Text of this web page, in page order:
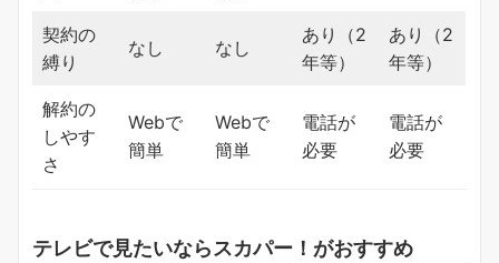
契約の
縛り
なし なし
あり（2
年等）
あり（2
年等）
解約の
しやす
さ
Webで
簡単
Webで
簡単
電話が
必要
電話が
必要
テレビで見たいならスカパー！がおすすめ